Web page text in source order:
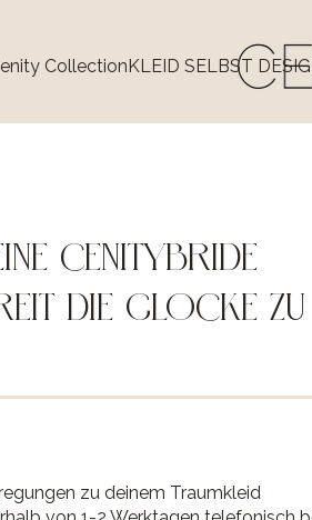
CollectionKLEID SELBST
CENITYBRIDE
DIE GLOCKE ZU
zu deinem Traumkleid